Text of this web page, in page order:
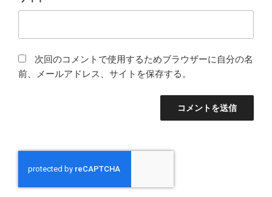
次回のコメントで使用するためブラウザーに自分の名
前、メールアドレス、サイトを保存する。